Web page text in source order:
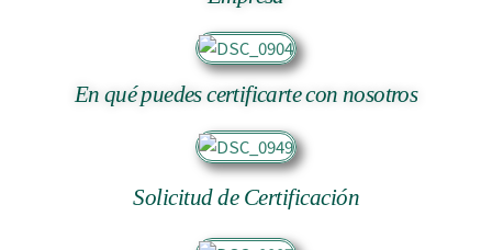
En qué puedes certificarte con nosotros
Solicitud de Certificación